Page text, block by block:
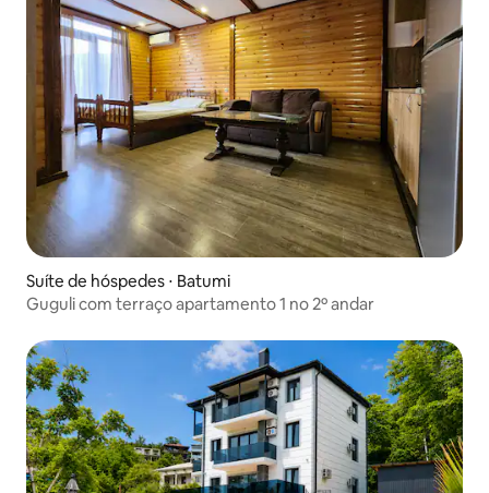
Suíte de hóspedes ⋅ Batumi
Guguli com terraço apartamento 1 no 2º andar